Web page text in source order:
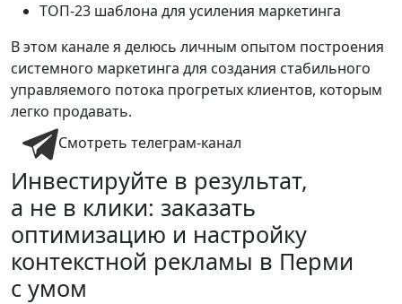
ТОП-23 шаблона для усиления маркетинга
В этом канале я делюсь личным опытом построения
системного маркетинга для создания стабильного
управляемого потока прогретых клиентов, которым
легко продавать.
Смотреть телеграм-канал
Инвестируйте в результат,
а не в клики: заказать
оптимизацию и настройку
контекстной рекламы в Перми
с умом